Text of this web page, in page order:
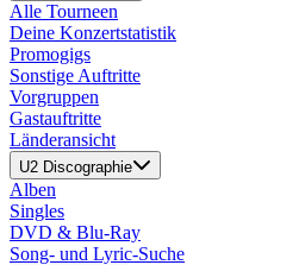
Alle Tourneen
Deine Konzertstatistik
Promogigs
Sonstige Auftritte
Vorgruppen
Gastauftritte
Länderansicht
U2 Discographie
Alben
Singles
DVD & Blu-Ray
Song- und Lyric-Suche